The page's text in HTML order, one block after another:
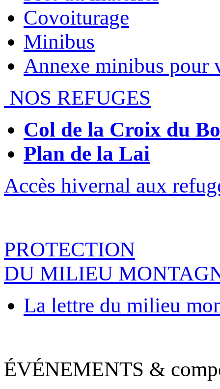
Covoiturage
Minibus
Annexe minibus pour
NOS REFUGES
Col de la Croix du
Plan de la Lai
Accès hivernal aux
PROTECTION
DU MILIEU
La lettre du milieu
ÉVÉNEMENTS &